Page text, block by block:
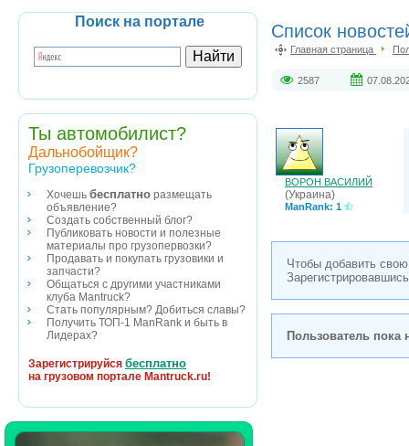
Поиск на портале
Ты автомобилист?
Дальнобойщик?
Грузоперевозчик?
Хочешь бесплатно размещать
объявление?
Создать собственный блог?
Публиковать новости и полезные
материалы про грузопервозки?
Продавать и покупать грузовики и
запчасти?
Общаться с другими участниками
клуба Mantruck?
Стать популярным? Добиться славы?
Получить ТОП-1 ManRank и быть в
Лидерах?
Зарегистрируйся бесплатно
на грузовом портале Mantruck.ru!
Список
Главная страница
2587
ВОРОН ВАСИЛИЙ
(Украина)
ManRank: 1
Чтобы добавить
Пользователь пока